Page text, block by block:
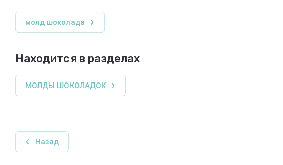
молд шоколада
Находится в разделах
МОЛДЫ ШОКОЛАДОК
Назад